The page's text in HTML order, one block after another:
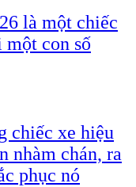
là một chiếc
con số
chiếc xe hiệu
nhàm chán, ra
phục nó